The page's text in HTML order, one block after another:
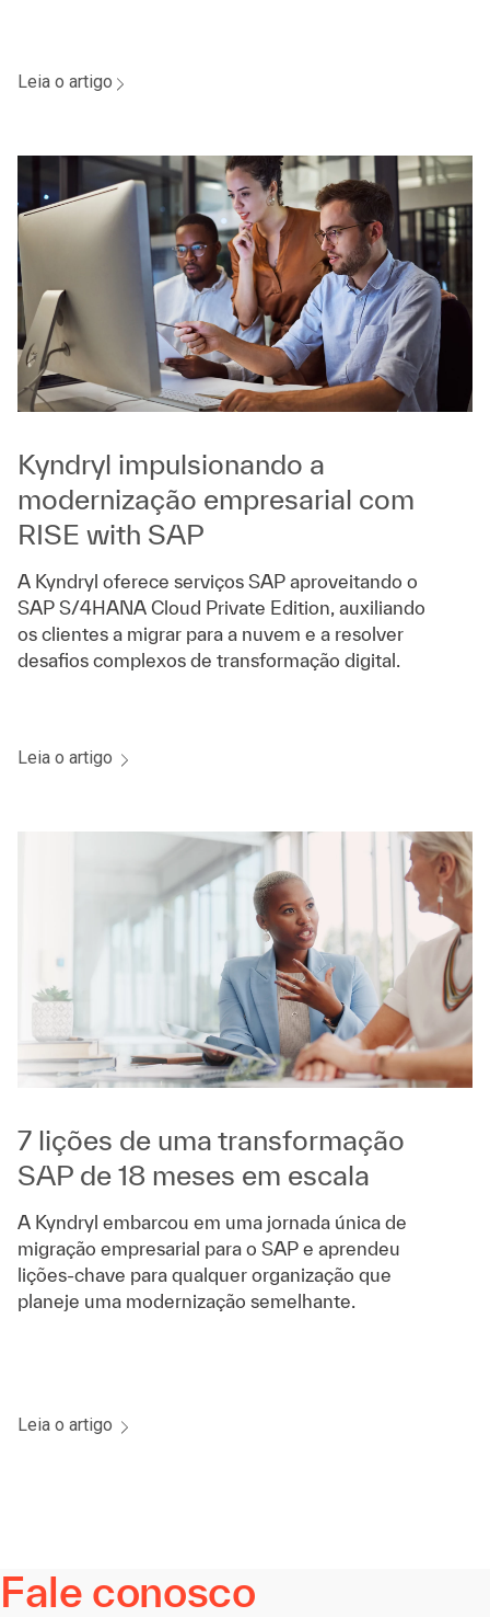
Leia o artigo
Kyndryl impulsionando a
modernização empresarial com
RISE with SAP
A Kyndryl oferece serviços SAP aproveitando o
SAP S/4HANA Cloud Private Edition, auxiliando
os clientes a migrar para a nuvem e a resolver
desafios complexos de transformação digital.
Leia o artigo
7 lições de uma transformação
SAP de 18 meses em escala
A Kyndryl embarcou em uma jornada única de
migração empresarial para o SAP e aprendeu
lições-chave para qualquer organização que
planeje uma modernização semelhante.
Leia o artigo
Fale conosco